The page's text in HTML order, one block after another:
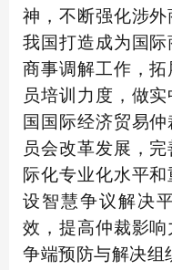
神，不断强化涉
我国打造成为国
商事调解工作，
员培训力度，做
国国际经济贸易
员会改革发展，
际化专业化水平
设智慧争议解决
效，提高仲裁影
争端预防与解决组